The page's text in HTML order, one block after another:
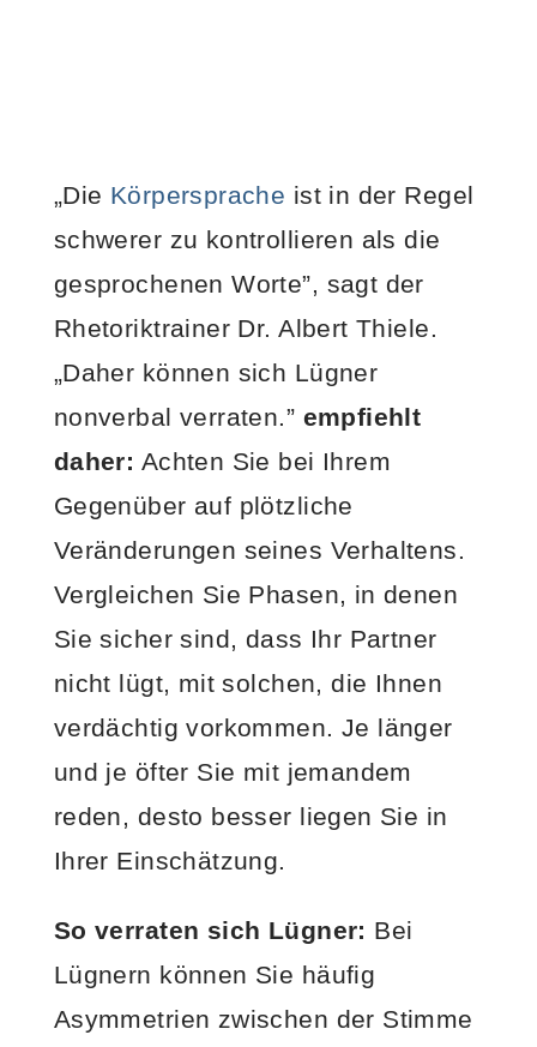
„Die Körpersprache ist in der Regel
schwerer zu kontrollieren als die
gesprochenen Worte”, sagt der
Rhetoriktrainer Dr. Albert Thiele.
„Daher können sich Lügner
nonverbal verraten.” empfiehlt
daher: Achten Sie bei Ihrem
Gegenüber auf plötzliche
Veränderungen seines Verhaltens.
Vergleichen Sie Phasen, in denen
Sie sicher sind, dass Ihr Partner
nicht lügt, mit solchen, die Ihnen
verdächtig vorkommen. Je länger
und je öfter Sie mit jemandem
reden, desto besser liegen Sie in
Ihrer Einschätzung.
So verraten sich Lügner: Bei
Lügnern können Sie häufig
Asymmetrien zwischen der Stimme